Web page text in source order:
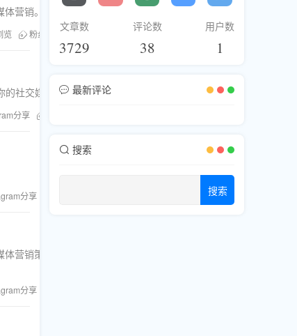
营销。
览 粉丝库服务 刷分享 内容推广策略
的社交媒体策略。
分享
分享
营销策略更加
分享
文章数
3729
评论数
38
用户数
1
最新评论
搜索
搜索